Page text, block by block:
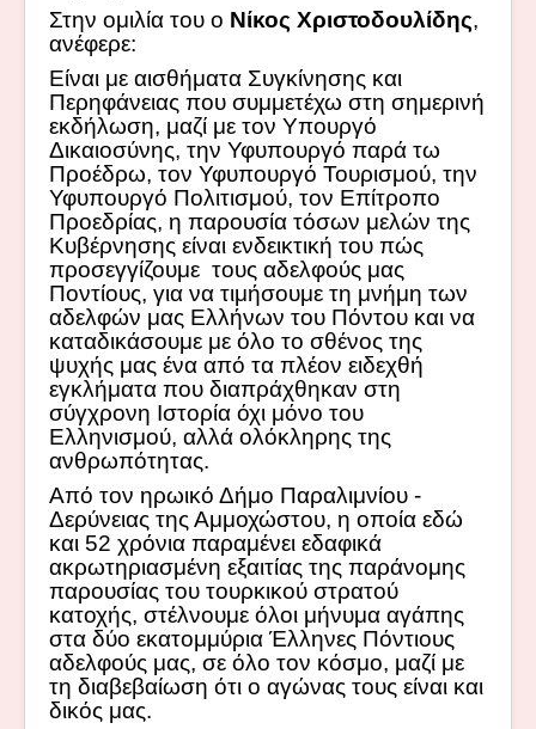
Στην ομιλία του ο Νίκος Χριστοδουλίδης,
ανέφερε:
Είναι με αισθήματα Συγκίνησης και
Περηφάνειας που συμμετέχω στη σημερινή
εκδήλωση, μαζί με τον Υπουργό
Δικαιοσύνης, την Υφυπουργό παρά τω
Προέδρω, τον Υφυπουργό Τουρισμού, την
Υφυπουργό Πολιτισμού, τον Επίτροπο
Προεδρίας, η παρουσία τόσων μελών της
Κυβέρνησης είναι ενδεικτική του πώς
προσεγγίζουμε τους αδελφούς μας
Ποντίους, για να τιμήσουμε τη μνήμη των
αδελφών μας Ελλήνων του Πόντου και να
καταδικάσουμε με όλο το σθένος της
ψυχής μας ένα από τα πλέον ειδεχθή
εγκλήματα που διαπράχθηκαν στη
σύγχρονη Ιστορία όχι μόνο του
Ελληνισμού, αλλά ολόκληρης της
ανθρωπότητας.
Από τον ηρωικό Δήμο Παραλιμνίου -
Δερύνειας της Αμμοχώστου, η οποία εδώ
και 52 χρόνια παραμένει εδαφικά
ακρωτηριασμένη εξαιτίας της παράνομης
παρουσίας του τουρκικού στρατού
κατοχής, στέλνουμε όλοι μήνυμα αγάπης
στα δύο εκατομμύρια Έλληνες Πόντιους
αδελφούς μας, σε όλο τον κόσμο, μαζί με
τη διαβεβαίωση ότι ο αγώνας τους είναι και
δικός μας.